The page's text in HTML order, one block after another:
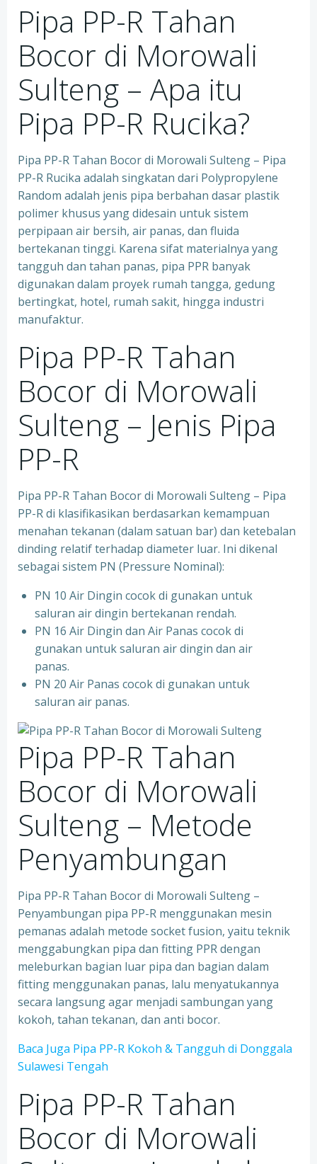
Pipa PP-R Tahan
Bocor di Morowali
Sulteng – Apa itu
Pipa PP-R Rucika?
Pipa PP-R Tahan Bocor di Morowali Sulteng – Pipa
PP-R Rucika adalah singkatan dari Polypropylene
Random adalah jenis pipa berbahan dasar plastik
polimer khusus yang didesain untuk sistem
perpipaan air bersih, air panas, dan fluida
bertekanan tinggi. Karena sifat materialnya yang
tangguh dan tahan panas, pipa PPR banyak
digunakan dalam proyek rumah tangga, gedung
bertingkat, hotel, rumah sakit, hingga industri
manufaktur.
Pipa PP-R Tahan
Bocor di Morowali
Sulteng – Jenis Pipa
PP-R
Pipa PP-R Tahan Bocor di Morowali Sulteng – Pipa
PP-R di klasifikasikan berdasarkan kemampuan
menahan tekanan (dalam satuan bar) dan ketebalan
dinding relatif terhadap diameter luar. Ini dikenal
sebagai sistem PN (Pressure Nominal):
PN 10 Air Dingin cocok di gunakan untuk
saluran air dingin bertekanan rendah.
PN 16 Air Dingin dan Air Panas cocok di
gunakan untuk saluran air dingin dan air
panas.
PN 20 Air Panas cocok di gunakan untuk
saluran air panas.
Pipa PP-R Tahan
Bocor di Morowali
Sulteng – Metode
Penyambungan
Pipa PP-R Tahan Bocor di Morowali Sulteng –
Penyambungan pipa PP-R menggunakan mesin
pemanas adalah metode socket fusion, yaitu teknik
menggabungkan pipa dan fitting PPR dengan
meleburkan bagian luar pipa dan bagian dalam
fitting menggunakan panas, lalu menyatukannya
secara langsung agar menjadi sambungan yang
kokoh, tahan tekanan, dan anti bocor.
Baca Juga Pipa PP-R Kokoh & Tangguh di Donggala
Sulawesi Tengah
Pipa PP-R Tahan
Bocor di Morowali